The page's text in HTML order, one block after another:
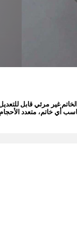
غير مرئي قابل
أي خاتم، متعدد